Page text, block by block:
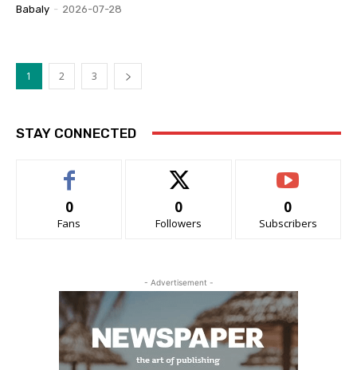
Babaly - 2026-07-28
1 2 3
STAY CONNECTED
0
Fans
0
Followers
0
Subscribers
- Advertisement -